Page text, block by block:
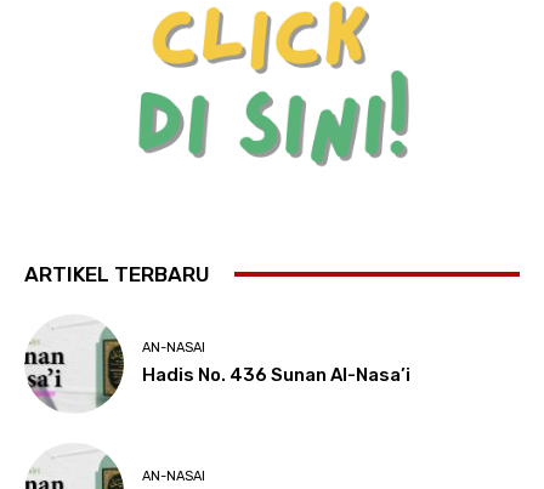
ARTIKEL TERBARU
AN-NASAI
Hadis No. 436 Sunan Al-Nasa’i
AN-NASAI